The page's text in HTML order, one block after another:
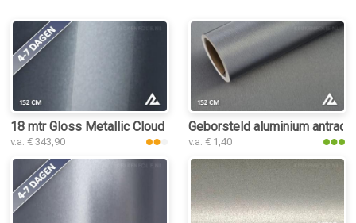
18 mtr Gloss Metallic Cloud Grey 3198 keukenfolie
v.a. € 343,90
Geborsteld aluminium
v.a. € 1,40